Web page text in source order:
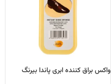
واکس براق کننده ابری پاندا بیرنگ